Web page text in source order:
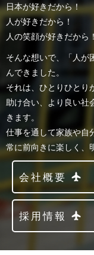
日本が好きだから！
人が好きだから！
人の笑顔が好きだから！
そんな想いで、「人が
んできました。
それは、ひとりひとり
助け合い、より良い社
きます。
仕事を通して家族や自
常に前向きに楽しく、
会社概要
採用情報